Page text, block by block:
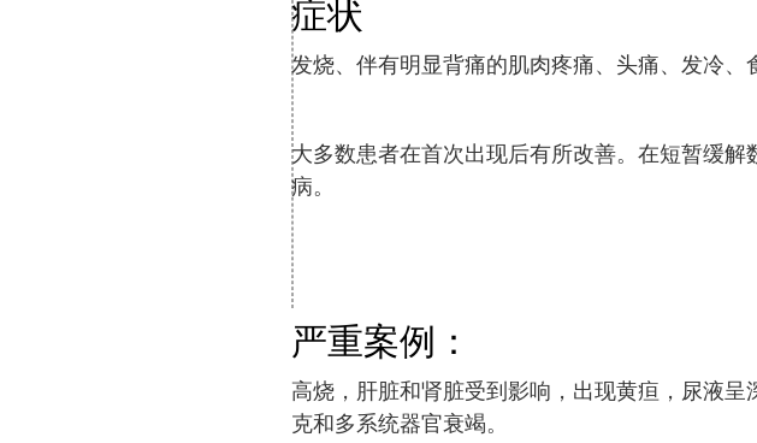
症状
发烧、伴有明显背痛的肌肉疼痛、头痛、发冷、
大多数患者在首次出现后有所改善。在短暂缓
病。
严重案例：
高烧，肝脏和肾脏受到影响，出现黄疸，尿液
克和多系统器官衰竭。